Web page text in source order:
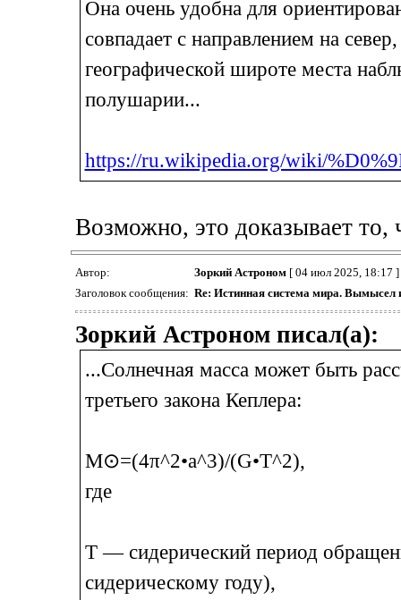
Она очень удобна для
совпадает с направлением на
географической широте места
полушарии...
https://ru.wikipedia.org/wiki/
Возможно, это доказывает то,
Автор: Зоркий Астроном[ 04 июл 2025, 18:17 ]
Заголовок сообщения: Re: Истинная система мира. Вымысел
Зоркий Астроном писал(а):
...Солнечная масса может быть
третьего закона Кеплера:
M⊙=(4π^2•a^3)/(G•T^2),
где
T — сидерический период
сидерическому году),